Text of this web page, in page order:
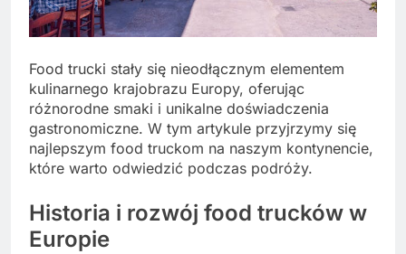
Food trucki stały się nieodłącznym elementem
kulinarnego krajobrazu Europy, oferując
różnorodne smaki i unikalne doświadczenia
gastronomiczne. W tym artykule przyjrzymy się
najlepszym food truckom na naszym kontynencie,
które warto odwiedzić podczas podróży.
Historia i rozwój food trucków w
Europie